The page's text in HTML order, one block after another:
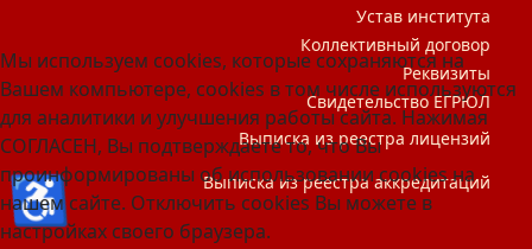
Устав института
Коллективный договор
Реквизиты
Свидетельство ЕГРЮЛ
Выписка из реестра лицензий
Выписка из реестра аккредитаций
Мы используем cookies, которые сохраняются на
Вашем компьютере, cookies в том числе используются
для аналитики и улучшения работы сайта. Нажимая
СОГЛАСЕН, Вы подтверждаете то, что Вы
проинформированы об использовании cookies на
нашем сайте. Отключить cookies Вы можете в
настройках своего браузера.